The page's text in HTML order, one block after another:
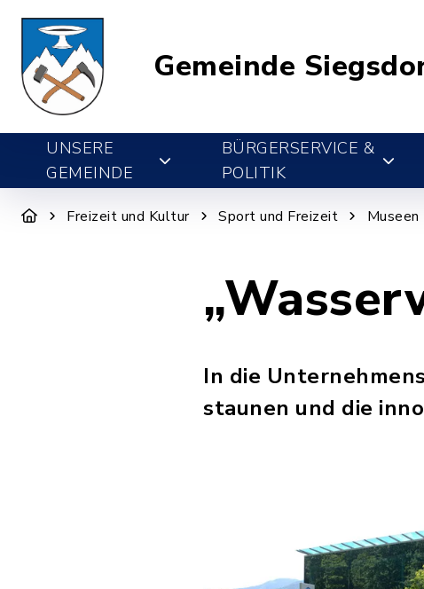
Gemeinde
UNSERE
GEMEINDE
BÜRGERSERVICE &
POLITIK
Freizeit und Kultur Sport und Freizeit Museen
In die
staunen und die